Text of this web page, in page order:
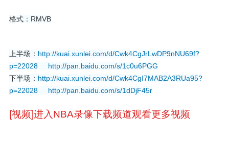
格式：RMVB
上半场： http://kuai.xunlei.com/d/Cwk4CgJrLwDP9nNU69f?
p=22028
http://pan.baidu.com/s/1c0u6PGG
下半场： http://kuai.xunlei.com/d/Cwk4CgI7MAB2A3RUa95?
p=22028
http://pan.baidu.com/s/1dDjF45r
[视频]进入NBA录像下载频道观看更多视频